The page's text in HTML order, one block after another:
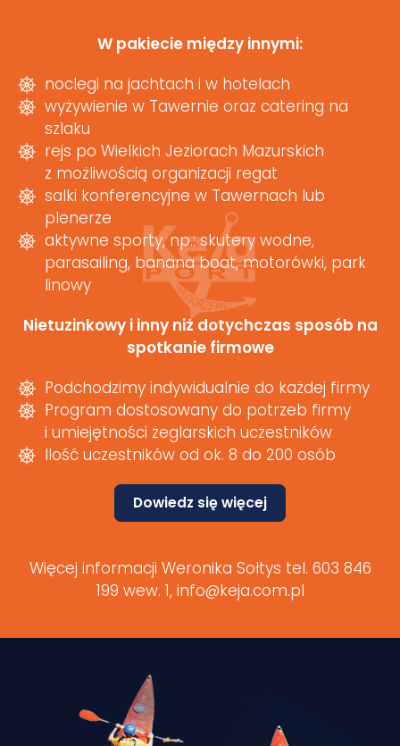
W pakiecie między innymi:
noclegi na jachtach i w hotelach
wyżywienie w Tawernie oraz catering na
szlaku
rejs po Wielkich Jeziorach Mazurskich
z możliwością organizacji regat
salki konferencyjne w Tawernach lub
plenerze
aktywne sporty, np.: skutery wodne,
parasailing, banana boat, motorówki, park
linowy
Nietuzinkowy i inny niż dotychczas sposób na
spotkanie firmowe
Podchodzimy indywidualnie do każdej firmy
Program dostosowany do potrzeb firmy
i umiejętności żeglarskich uczestników
Ilość uczestników od ok. 8 do 200 osób
Dowiedz się więcej
Więcej informacji Weronika Sołtys tel. 603 846
199 wew. 1, info@keja.com.pl